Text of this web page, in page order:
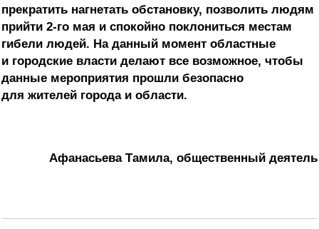
прекратить нагнетать обстановку, позволить людям
прийти 2-го мая и спокойно поклониться местам
гибели людей. На данный момент областные
и городские власти делают все возможное, чтобы
данные мероприятия прошли безопасно
для жителей города и области.
Афанасьева Тамила, общественный деятель